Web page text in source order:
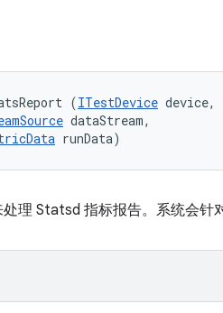
(ITestDevice device,
dataStream,
runData)
理 Statsd 指标报告。系统会针